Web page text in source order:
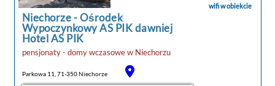
zakwaterowania mają również balkon.
Wszystkie ...
Niechorze-Ośrodek
Wypoczynkowy AS PIK dawniej
Hotel AS PIK
pensjonaty - domy wczasowew Niechorzu
Parkowa 11, 71-350 Niechorze
wifi w obiekcie